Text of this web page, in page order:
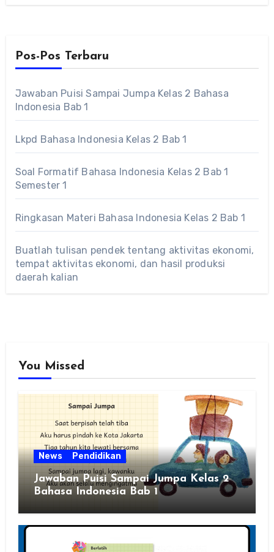
Pos-Pos Terbaru
Jawaban Puisi Sampai Jumpa Kelas 2 Bahasa
Indonesia Bab 1
Lkpd Bahasa Indonesia Kelas 2 Bab 1
Soal Formatif Bahasa Indonesia Kelas 2 Bab 1
Semester 1
Ringkasan Materi Bahasa Indonesia Kelas 2 Bab 1
Buatlah tulisan pendek tentang aktivitas ekonomi,
tempat aktivitas ekonomi, dan hasil produksi
daerah kalian
You Missed
News Pendidikan
Jawaban Puisi Sampai Jumpa Kelas 2
Bahasa Indonesia Bab 1